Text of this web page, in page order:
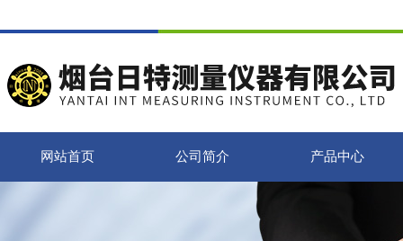
网站首页 公司简介 产品中心